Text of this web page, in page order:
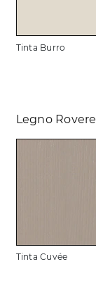
Tinta Burro
Legno Rovere
Tinta Cuvée